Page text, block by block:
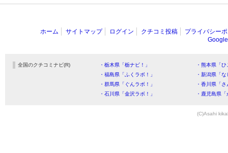
ホーム サイトマップ ログイン クチコミ投稿
プライバシー
全国のクチコミナビ(R) ・栃木県「栃ナビ！」
・熊本県「
・福島県「ふくラボ！」
・新潟県「
・群馬県「ぐんラボ！」
・香川県「
・石川県「金沢ラボ！」
・鹿児島県
(C)Asahi